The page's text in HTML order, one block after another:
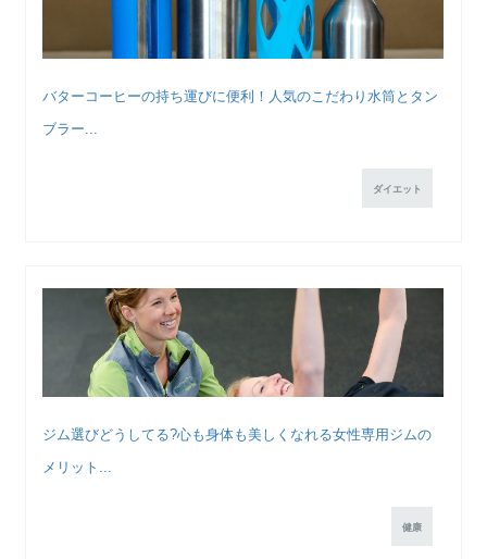
バターコーヒーの持ち運びに便利！人気のこだわり水筒とタン
ブラー...
ダイエット
ジム選びどうしてる?心も身体も美しくなれる女性専用ジムの
メリット...
健康